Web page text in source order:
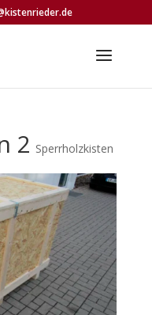
2 Sperrholzkisten